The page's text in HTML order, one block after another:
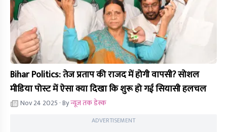
Bihar Politics: तेज प्रताप की राजद में होगी वापसी? सोशल
मीडिया पोस्ट में ऐसा क्या दिखा कि शुरू हो गई सियासी हलचल
Nov 24 2025 · Byन्यूज तक डेस्क
ADVERTISEMENT